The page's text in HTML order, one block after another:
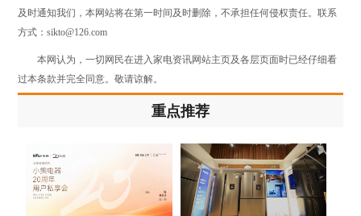
及时通知我们，本网站将在第一时间及时删除，不承担任何侵权责任。联系
方式：sikto@126.com
本网认为，一切网民在进入家电资讯网站主页及各层页面时已经仔细看
过本条款并完全同意。敬请谅解。
重点推荐